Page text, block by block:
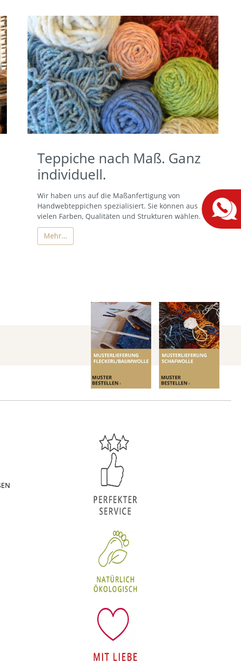
Teppiche nach Maß. Ganz
individuell.
Wir haben uns auf die Maßanfertigung von
Handwebteppichen spezialisiert. Sie können aus
vielen Farben, Qualitäten und Strukturen wählen.
Mehr...